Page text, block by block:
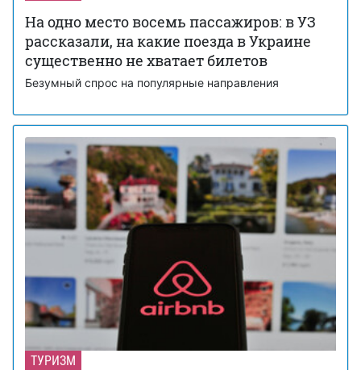
На одно место восемь пассажиров: в УЗ
рассказали, на какие поезда в Украине
существенно не хватает билетов
Безумный спрос на популярные направления
ТУРИЗМ